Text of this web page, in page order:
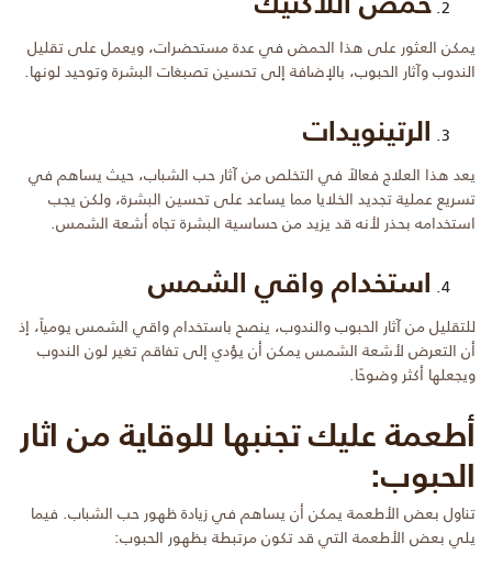
يمكن العثور على هذا الحمض في عدة مستحضرات، ويعمل على تقليل
الندوب وآثار الحبوب، بالإضافة إلى تحسين تصبغات البشرة وتوحيد لونها.
الرتينويدات
يعد هذا العلاج فعالاً في التخلص من آثار حب الشباب، حيث يساهم في
تسريع عملية تجديد الخلايا مما يساعد على تحسين البشرة، ولكن يجب
استخدامه بحذر لأنه قد يزيد من حساسية البشرة تجاه أشعة الشمس.
استخدام واقي الشمس
للتقليل من آثار الحبوب والندوب، ينصح باستخدام واقي الشمس يومياً، إذ
أن التعرض لأشعة الشمس يمكن أن يؤدي إلى تفاقم تغير لون الندوب
ويجعلها أكثر وضوحًا.
أطعمة عليك تجنبها للوقاية من اثار
الحبوب:
تناول بعض الأطعمة يمكن أن يساهم في زيادة ظهور حب الشباب. فيما
يلي بعض الأطعمة التي قد تكون مرتبطة بظهور الحبوب: